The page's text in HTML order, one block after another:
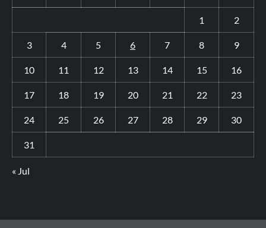
1 2
3 4 5 6 7 8 9
10 11 12 13 14 15 16
17 18 19 20 21 22 23
24 25 26 27 28 29 30
31
« Jul